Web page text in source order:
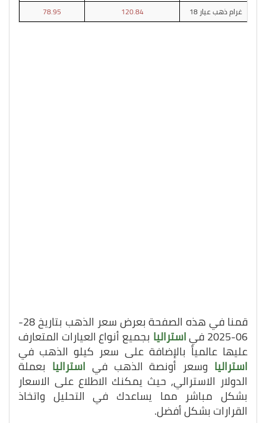
غرام ذهب عيار 18
120.84
78.95
قمنا في هذه الصفحة بعرض سعر الذهب بتاريخ 28-
06-2025 في استراليا بجميع أنواع العيارات المتعارف
عليها عالمياً بالإضافة على سعر كيلو الذهب في
استراليا وسعر أونصة الذهب في استراليا بعملة
الدولار الاسترالي, حيث يمكنك الاطلاع على الاسعار
بشكل مباشر مما يساعدك في التحليل واتخاذ
القرارات بشكل أفضل.